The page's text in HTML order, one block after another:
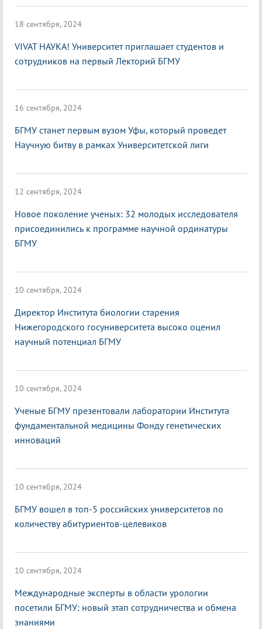
18 сентября, 2024
VIVAT НАУКА! Университет приглашает студентов и
сотрудников на первый Лекторий БГМУ
16 сентября, 2024
БГМУ станет первым вузом Уфы, который проведет
Научную битву в рамках Университетской лиги
12 сентября, 2024
Новое поколение ученых: 32 молодых исследователя
присоединились к программе научной ординатуры
БГМУ
10 сентября, 2024
Директор Института биологии старения
Нижегородского госуниверситета высоко оценил
научный потенциал БГМУ
10 сентября, 2024
Ученые БГМУ презентовали лаборатории Института
фундаментальной медицины Фонду генетических
инноваций
10 сентября, 2024
БГМУ вошел в топ-5 российских университетов по
количеству абитуриентов-целевиков
10 сентября, 2024
Международные эксперты в области урологии
посетили БГМУ: новый этап сотрудничества и обмена
знаниями